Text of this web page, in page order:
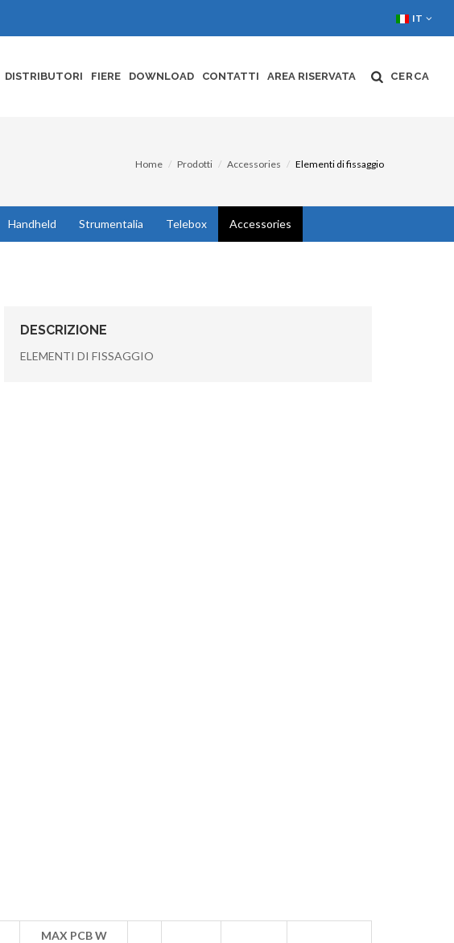
IT
DISTRIBUTORI FIERE DOWNLOAD CONTATTI AREA RISERVATA CERCA
Home Prodotti Accessories Elementi di fissaggio
Handheld Strumentalia Telebox Accessories
DESCRIZIONE
ELEMENTI DI FISSAGGIO
MAX PCB W